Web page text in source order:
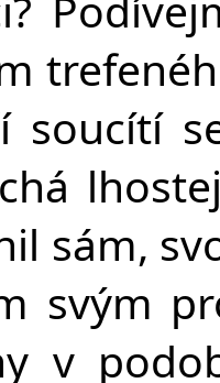
soucítí
sám,
svým
v